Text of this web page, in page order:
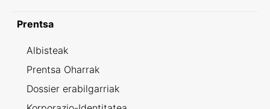
Prentsa
Albisteak
Prentsa Oharrak
Dossier erabilgarriak